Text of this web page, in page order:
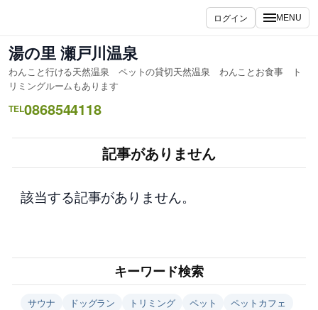
を
ス
キ
ッ
プ
ログイン MENU
湯の里 瀬戸川温泉
わんこと行ける天然温泉 ペットの貸切天然温泉 わんことお食事 ト
リミングルームもあります
TEL0868544118
記事がありません
該当する記事がありません。
キーワード検索
サウナ ドッグラン トリミング ペット
ペットカフェ